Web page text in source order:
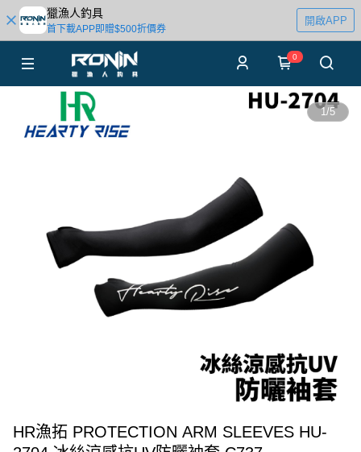
獵漁人釣具
首下載APP即贈$500折價券
開啟APP
0
1/5
HR漁拓 PROTECTION ARM SLEEVES HU-